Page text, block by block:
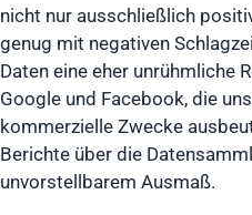
nicht nur ausschließlich
genug mit negativen
Daten eine eher unrühmliche
Google und Facebook, die
kommerzielle Zwecke
Berichte über die
unvorstellbarem Ausmaß.